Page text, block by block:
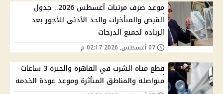
موعد صرف مرتبات أغسطس 2026.. جدول
القبض والمتأخرات والحد الأدنى للأجور بعد
الزيادة لجميع الدرجات
قطع مياه الشرب في القاهرة والجيزة 3 ساعات
متواصلة والمناطق المتأثرة وموعد عودة الخدمة